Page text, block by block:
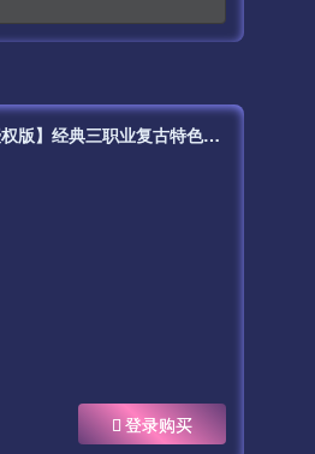
【传奇手游之1.76封魔战神+6星王终极点卡版[白猪3.1]免授权版】经典三职业复古特色战神引擎传奇手游最新打包Win服务端源码视频架设教程-新版GM多功能网页授权物品后台-GM直冲网页后台-安卓苹果IOS双端版本！
登录购买